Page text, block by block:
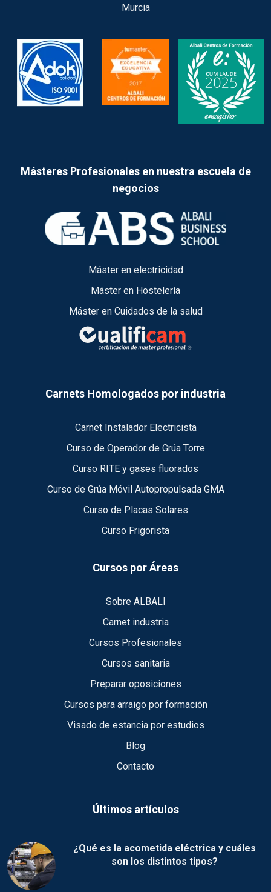
Murcia
Másteres Profesionales en nuestra escuela de
negocios
Máster en electricidad
Máster en Hostelería
Máster en Cuidados de la salud
Carnets Homologados por industria
Carnet Instalador Electricista
Curso de Operador de Grúa Torre
Curso RITE y gases fluorados
Curso de Grúa Móvil Autopropulsada GMA
Curso de Placas Solares
Curso Frigorista
Cursos por Áreas
Sobre ALBALI
Carnet industria
Cursos Profesionales
Cursos sanitaria
Preparar oposiciones
Cursos para arraigo por formación
Visado de estancia por estudios
Blog
Contacto
Últimos artículos
¿Qué es la acometida eléctrica y cuáles
son los distintos tipos?